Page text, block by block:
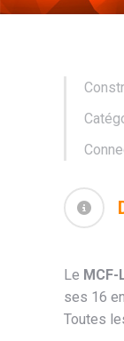
Le MCF-
ses 16
Toutes